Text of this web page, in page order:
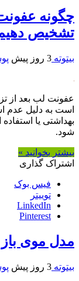
چگونه
تشخیص دهیم
بیتوته 3 روز پیش
عفونت لب بعد از
است به دلیل عدم
بهداشتی یا
شود.
بیشتر بخوانید »
اشتراک گذاری
فیس بوک
توییتر
LinkedIn
Pinterest
مدل موی
بیتوته 3 روز پیش